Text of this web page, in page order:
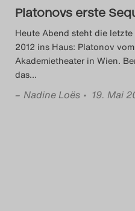
Das
Das
Platonovs erste
Heute Abend steht die
2012 ins Haus: Platonov
Akademietheater in Wien.
das…
– Nadine Loës • 19. Mai